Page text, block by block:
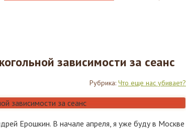
зависимости за сеанс
Рубрика: Что еще нас убивает?
Ерошкин. В начале апреля, я уже буду в Москве